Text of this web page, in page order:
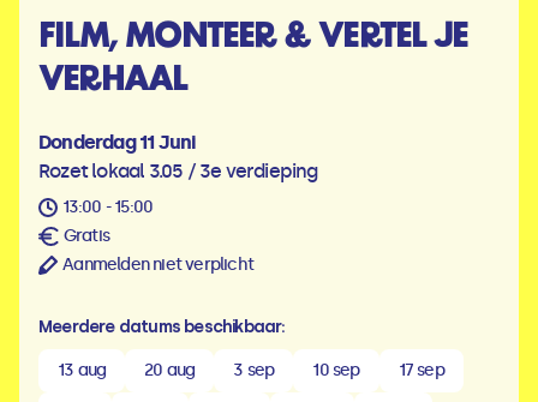
FILM, MONTEER & VERTEL JE
VERHAAL
Donderdag 11 Juni
Rozet lokaal 3.05 / 3e verdieping
13:00 - 15:00
Gratis
Aanmelden niet verplicht
Meerdere datums beschikbaar:
13 aug 20 aug 3 sep 10 sep 17 sep